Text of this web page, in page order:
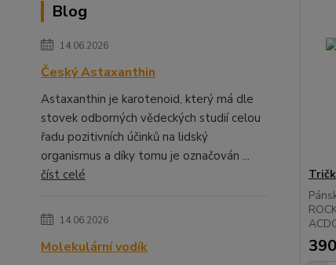
Blog
14.06.2026
Český Astaxanthin
Astaxanthin je karotenoid, který má dle
stovek odborných vědeckých studií celou
řadu pozitivních účinků na lidský
organismus a díky tomu je označován ...
číst celé
14.06.2026
Molekulární vodík